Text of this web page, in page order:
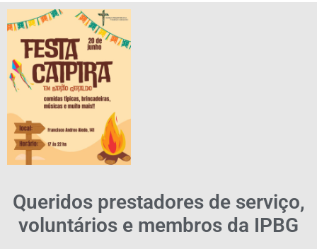
Queridos prestadores de serviço,
voluntários e membros da IPBG